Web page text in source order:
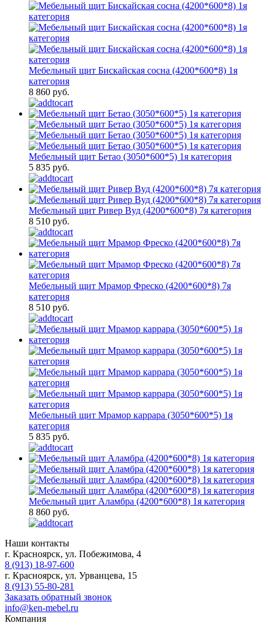
Мебельный щит Бискайская сосна (4200*600*8) 1я
категория
8 860 руб.
Мебельный щит Бетао (3050*600*5) 1я категория
5 835 руб.
Мебельный щит Ривер Вуд (4200*600*8) 7я категория
8 510 руб.
Мебельный щит Мрамор Фреско (4200*600*8) 7я
категория
8 510 руб.
Мебельный щит Мрамор каррара (3050*600*5) 1я
категория
5 835 руб.
Мебельный щит Аламбра (4200*600*8) 1я категория
8 860 руб.
Наши контакты
г. Красноярск, ул. Побежимова, 4
8 (913) 18-97-600
г. Красноярск, ул. Урванцева, 15
8 (913) 55-80-281
Заказать обратный звонок
info@ken-mebel.ru
Компания